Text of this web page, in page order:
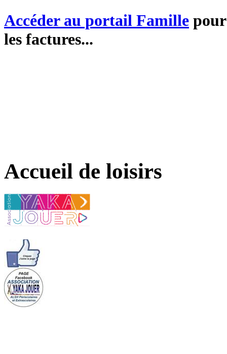
Accéder au portail Famille
les factures...
Accueil de loisirs